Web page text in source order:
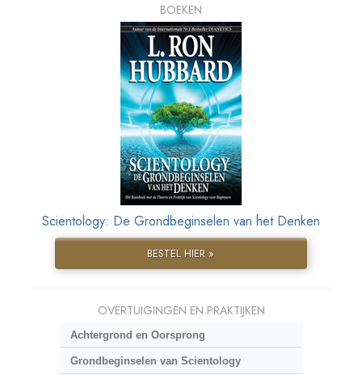
BOEKEN
Scientology: De Grondbeginselen van het Denken
BESTEL HIER »
OVERTUIGINGEN EN PRAKTIJKEN
Achtergrond en Oorsprong
Grondbeginselen van Scientology